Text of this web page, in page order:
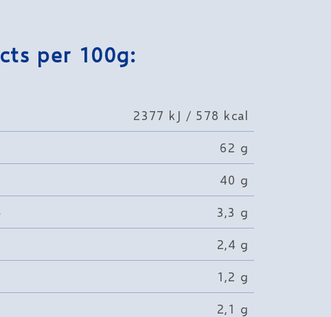
per 100g:
2377 kJ / 578 kcal
62 g
40 g
3,3 g
2,4 g
1,2 g
2,1 g